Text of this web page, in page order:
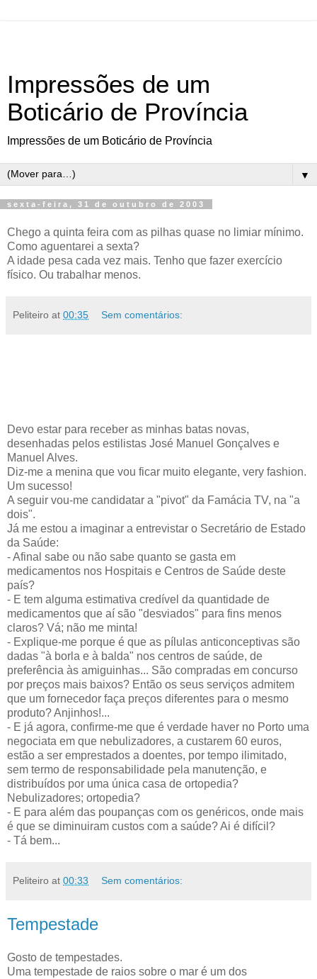
Impressões de um
Boticário de Província
Impressões de um Boticário de Província
▼
sexta-feira, 31 de outubro de 2003
Chego a quinta feira com as pilhas quase no limiar mínimo.
Como aguentarei a sexta?
A idade pesa cada vez mais. Tenho que fazer exercício
físico. Ou trabalhar menos.
Peliteiro at 00:35 Sem comentários:
Devo estar para receber as minhas batas novas,
desenhadas pelos estilistas José Manuel Gonçalves e
Manuel Alves.
Diz-me a menina que vou ficar muito elegante, very fashion.
Um sucesso!
A seguir vou-me candidatar a "pivot" da Famácia TV, na "a
dois".
Já me estou a imaginar a entrevistar o Secretário de Estado
da Saúde:
- Afinal sabe ou não sabe quanto se gasta em
medicamentos nos Hospitais e Centros de Saúde deste
país?
- E tem alguma estimativa credível da quantidade de
medicamentos que aí são "desviados" para fins menos
claros? Vá; não me minta!
- Explique-me porque é que as pílulas anticonceptivas são
dadas "à borla e à balda" nos centros de saúde, de
preferência às amiguinhas... São compradas em concurso
por preços mais baixos? Então os seus serviços admitem
que um fornecedor faça preços diferentes para o mesmo
produto? Anjinhos!...
- E já agora, confirme-me que é verdade haver no Porto uma
negociata em que nebulizadores, a custarem 60 euros,
estão a ser emprestados a doentes, por tempo ilimitado,
sem termo de responsabilidade pela manutenção, e
distribuídos por uma única casa de ortopedia?
Nebulizadores; ortopedia?
- E para além das poupanças com os genéricos, onde mais
é que se diminuiram custos com a saúde? Ai é difícil?
- Tá bem...
Peliteiro at 00:33 Sem comentários:
Tempestade
Gosto de tempestades.
Uma tempestade de raios sobre o mar é um dos